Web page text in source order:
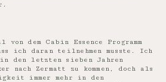
dem Cabin Essence Programm
ich daran teilnehmen musste. Ich
den letzten sieben Jahren
nach Zermatt zu kommen, doch als
immer mehr in den